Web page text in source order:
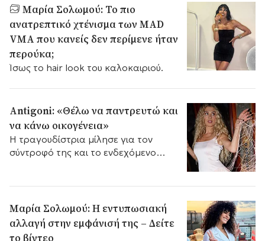
Μαρία Σολωμού: Το πιο
ανατρεπτικό χτένισμα των MAD
VMA που κανείς δεν περίμενε ήταν
περούκα;
Ίσως το hair look του καλοκαιριού.
Antigoni: «Θέλω να παντρευτώ και
να κάνω οικογένεια»
Η τραγουδίστρια μίλησε για τον
σύντροφό της και το ενδεχόμενο
Μαρία Σολωμού: Η εντυπωσιακή
αλλαγή στην εμφάνισή της – Δείτε
το βίντεο